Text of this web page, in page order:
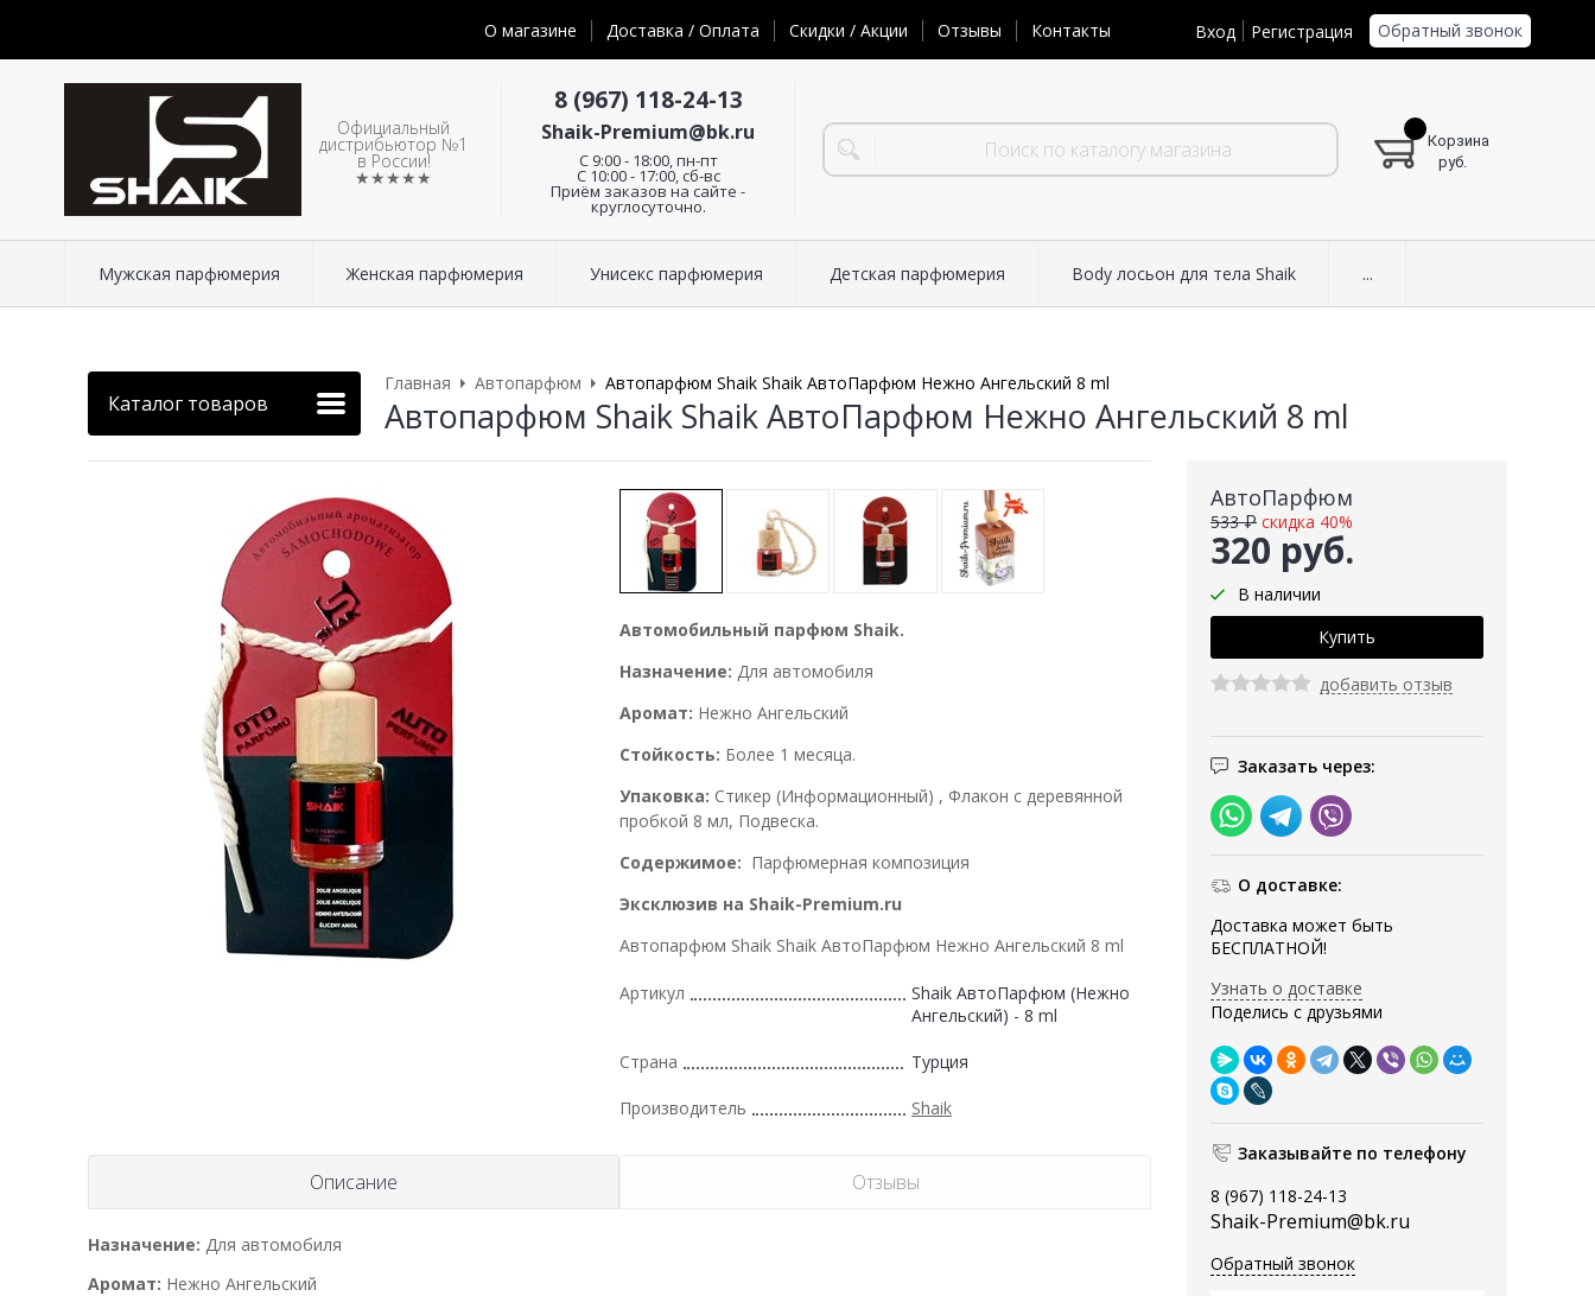
О магазине Доставка / Оплата Скидки / Акции Отзывы Контакты Вход Регистрация Обратный звонок
Официальный
дистрибьютор №1
в России!
★★★★★
8 (967) 118-24-13
Shaik-Premium@bk.ru
C 9:00 - 18:00, пн-пт
С 10:00 - 17:00, сб-вс
Приём заказов на сайте -
круглосуточно.
Корзина
руб.
Мужская парфюмерия Женская парфюмерия Унисекс парфюмерия Детская парфюмерия Body лосьон для тела Shaik ...
Каталог товаров
Главная Автопарфюм Автопарфюм Shaik Shaik АвтоПарфюм Нежно Ангельский 8 ml
Автопарфюм Shaik Shaik АвтоПарфюм Нежно Ангельский 8 ml
АвтоПарфюм
320 руб.
533 ₽ скидка 40%
В наличии
добавить отзыв
Заказать через:
О доставке:
Доставка может быть
БЕСПЛАТНОЙ!
Узнать о доставке
Поделись с друзьями
Заказывайте по телефону
8 (967) 118-24-13
Shaik-Premium@bk.ru
Обратный звонок
Автомобильный парфюм Shaik.
Назначение: Для автомобиля
Аромат: Нежно Ангельский
Стойкость: Более 1 месяца.
Упаковка: Стикер (Информационный) , Флакон с деревянной
пробкой 8 мл, Подвеска.
Содержимое: Парфюмерная композиция
Эксклюзив на Shaik-Premium.ru
Автопарфюм Shaik Shaik АвтоПарфюм Нежно Ангельский 8 ml
Артикул
Shaik АвтоПарфюм (Нежно
Ангельский) - 8 ml
Страна Турция
Производитель Shaik
Описание Отзывы
Назначение: Для автомобиля
Аромат: Нежно Ангельский